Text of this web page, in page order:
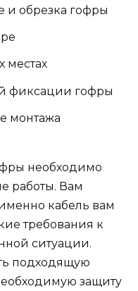
и обрезка гофры
местах
фиксации гофры
монтажа
необходимо
работы. Вам
кабель вам
требования к
ситуации.
подходящую
защиту